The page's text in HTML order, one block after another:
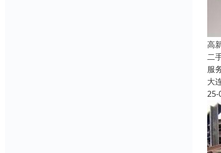
高
二
服
大
25-